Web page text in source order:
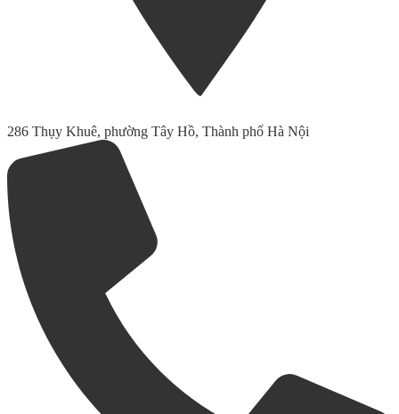
286 Thụy Khuê, phường Tây Hồ, Thành phố Hà Nội